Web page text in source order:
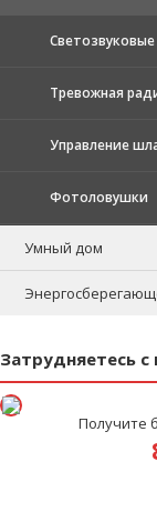
Тревожная
Управление
Фотоловушки
Умный дом
Затрудняетесь
Получите